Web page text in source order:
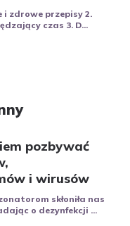
i zdrowe przepisy 2.
czas 3. D...
pozbywać
i wirusów
skłoniła nas
o dezynfekcji ...